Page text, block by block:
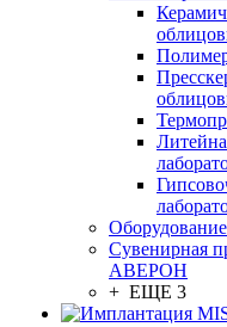
Сувенирная
АВЕРОН
+ ЕЩЕ 3